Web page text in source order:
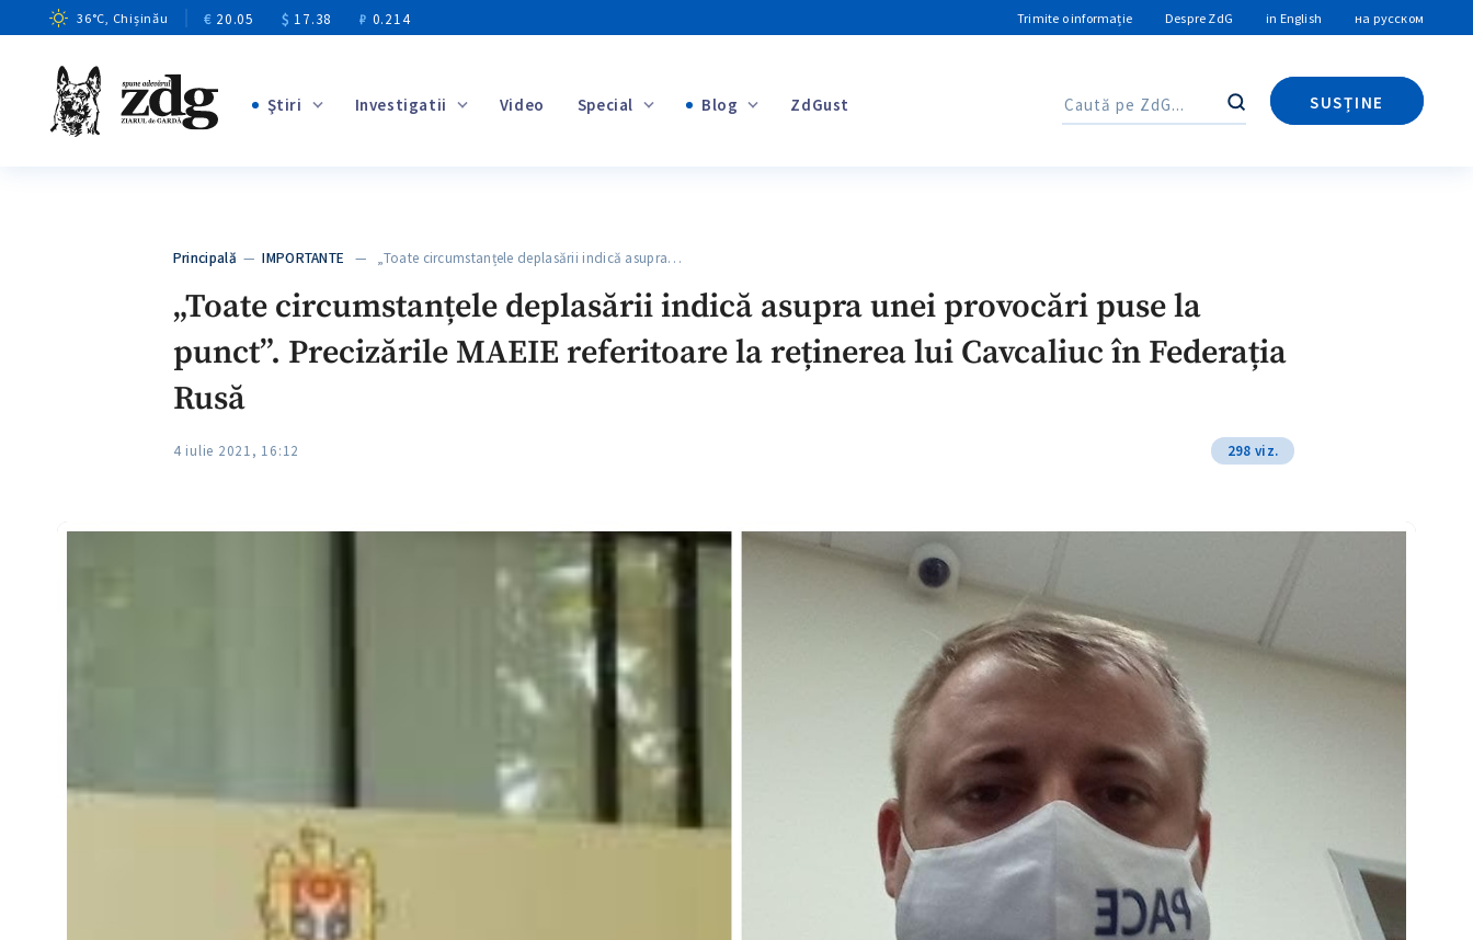
36°C, Chișinău € 20.05 $ 17.38 ₽ 0.214 Trimite o informație Despre ZdG in English на русском
Ştiri Investigatii Video Special Blog ZdGust Caută
SUSȚINE
Caută
Principală —IMPORTANTE — „Toate circumstanțele deplasării indică asupra…
„Toate circumstanțele deplasării indică asupra unei provocări puse la
punct”. Precizările MAEIE referitoare la reținerea lui Cavcaliuc în Federația
Rusă
4 iulie 2021, 16:12 298 viz.